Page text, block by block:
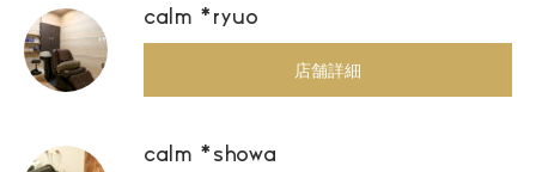
calm *ryuo
店舗詳細
calm *showa